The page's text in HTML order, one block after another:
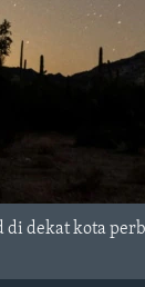
di dekat kota